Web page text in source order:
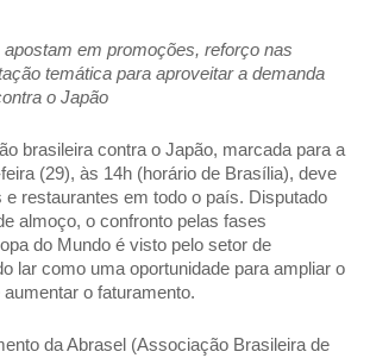
em promoções, reforço nas
temática para aproveitar a demanda
o Japão
brasileira contra o Japão, marcada para a
(29), às 14h (horário de Brasília), deve
e restaurantes em todo o país. Disputado
almoço, o confronto pelas fases
do Mundo é visto pelo setor de
lar como uma oportunidade para ampliar o
o faturamento.
da Abrasel (Associação Brasileira de